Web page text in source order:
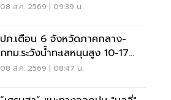
บูลลี่
08 ส.ค. 2569 | 09:39 น.
ปภ.เตือน 6 จังหวัดภาคกลาง-
กทม.ระวังน้ำทะเลหนุนสูง 10-17
ส.ค.69
08 ส.ค. 2569 | 08:47 น.